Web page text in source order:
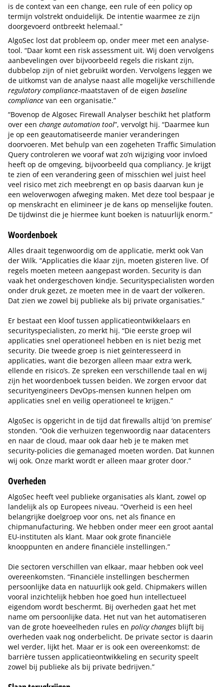
is de context van een change, een rule of een policy op
termijn volstrekt onduidelijk. De intentie waarmee ze zijn
doorgevoerd ontbreekt helemaal.”
AlgoSec lost dat probleem op, onder meer met een analyse-
tool. “Daar komt een risk assessment uit. Wij doen vervolgens
aanbevelingen over bijvoorbeeld regels die riskant zijn,
dubbelop zijn of niet gebruikt worden. Vervolgens leggen we
de uitkomst van de analyse naast alle mogelijke verschillende
regulatory compliance-maatstaven of de eigen baseline
compliance van een organisatie.”
“Bovenop de Algosec Firewall Analyser beschikt het platform
over een change automation tool”, vervolgt hij. “Daarmee kun
je op een geautomatiseerde manier veranderingen
doorvoeren. Met behulp van een zogeheten Traffic Simulation
Query controleren we vooraf wat zo’n wijziging voor invloed
heeft op de omgeving, bijvoorbeeld qua compliancy. Je krijgt
te zien of een verandering geen of misschien wel juist heel
veel risico met zich meebrengt en op basis daarvan kun je
een weloverwogen afweging maken. Met deze tool bespaar je
op menskracht en elimineer je de kans op menselijke fouten.
De tijdwinst die je hiermee kunt boeken is natuurlijk enorm.”
Woordenboek
Alles draait tegenwoordig om de applicatie, merkt ook Van
der Wilk. “Applicaties die klaar zijn, moeten gisteren live. Of
regels moeten meteen aangepast worden. Security is dan
vaak het ondergeschoven kindje. Securityspecialisten worden
onder druk gezet, ze moeten mee in de vaart der volkeren.
Dat zien we zowel bij publieke als bij private organisaties.”
Er bestaat een kloof tussen applicatieontwikkelaars en
securityspecialisten, zo merkt hij. “Die eerste groep wil
applicaties snel operationeel hebben en is niet bezig met
security. Die tweede groep is niet geïnteresseerd in
applicaties, want die bezorgen alleen maar extra werk,
ellende en risico’s. Ze spreken een verschillende taal en wij
zijn het woordenboek tussen beiden. We zorgen ervoor dat
securityengineers DevOps-mensen kunnen helpen om
applicaties snel en veilig operationeel te krijgen.”
AlgoSec is opgericht in de tijd dat firewalls altijd ‘on premise’
stonden. “Ook die verhuizen tegenwoordig naar datacenters
en naar de cloud, maar ook daar heb je te maken met
security-policies die gemanaged moeten worden. Dat kunnen
wij ook. Onze markt wordt er alleen maar groter door.”
Overheden
AlgoSec heeft veel publieke organisaties als klant, zowel op
landelijk als op Europees niveau. “Overheid is een heel
belangrijke doelgroep voor ons, net als finance en
chipmanufacturing. We hebben onder meer een groot aantal
EU-instituten als klant. Maar ook grote financiële
knooppunten en andere financiële instellingen.”
Die sectoren verschillen van elkaar, maar hebben ook veel
overeenkomsten. “Financiële instellingen beschermen
persoonlijke data en natuurlijk ook geld. Chipmakers willen
vooral inzichtelijk hebben hoe goed hun intellectueel
eigendom wordt beschermt. Bij overheden gaat het met
name om persoonlijke data. Het nut van het automatiseren
van de grote hoeveelheden rules en policy changes blijft bij
overheden vaak nog onderbelicht. De private sector is daarin
wel verder, lijkt het. Maar er is ook een overeenkomst: de
barrière tussen applicatieontwikkeling en security speelt
zowel bij publieke als bij private bedrijven.”